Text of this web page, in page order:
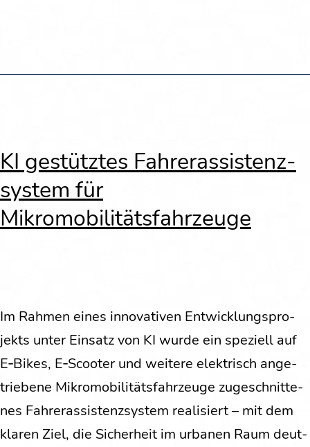
KI gestütz­tes Fah­rer­as­sis­tenz­
sys­tem für
Mikromobilitätsfahrzeuge
Im Rah­men eines inno­va­ti­ven Ent­wick­lungs­pro­
jekts unter Ein­satz von KI wur­de ein spe­zi­ell auf
E‑Bikes, E‑Scooter und wei­te­re elek­trisch ange­
trie­be­ne Mikro­mo­bi­li­täts­fahr­zeu­ge zuge­schnit­te­
nes Fah­rer­as­sis­tenz­sys­tem rea­li­siert – mit dem
kla­ren Ziel, die Sicher­heit im urba­nen Raum deut­